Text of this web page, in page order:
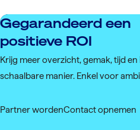
Gegarandeerd een
positieve ROI
Krijg meer overzicht, gemak, tijd
schaalbare manier. Enkel voor
Partner wordenContact opnemen